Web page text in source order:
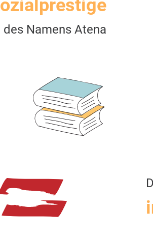
des Namens Atena